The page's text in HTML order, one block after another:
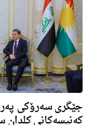
جێگرى سه‌رۆكی
كه‌نیسه‌كانی كلدان